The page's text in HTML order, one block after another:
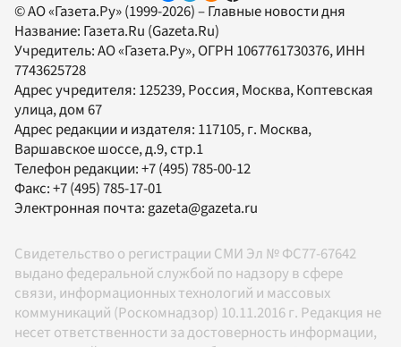
© АО «Газета.Ру» (1999-2026) – Главные новости дня
Название: Газета.Ru (Gazeta.Ru)
Учредитель:АО «Газета.Ру», ОГРН 1067761730376, ИНН
7743625728
Адрес учредителя: 125239, Россия, Москва, Коптевская
улица, дом 67
Адрес редакции и издателя: 117105, г. Москва,
Варшавское шоссе, д.9, стр.1
Телефон редакции:+7 (495) 785-00-12
Факс:+7 (495) 785-17-01
Электронная почта:gazeta@gazeta.ru
Свидетельство о регистрации СМИ Эл № ФС77-67642
выдано федеральной службой по надзору в сфере
связи, информационных технологий и массовых
коммуникаций (Роскомнадзор) 10.11.2016 г. Редакция не
несет ответственности за достоверность информации,